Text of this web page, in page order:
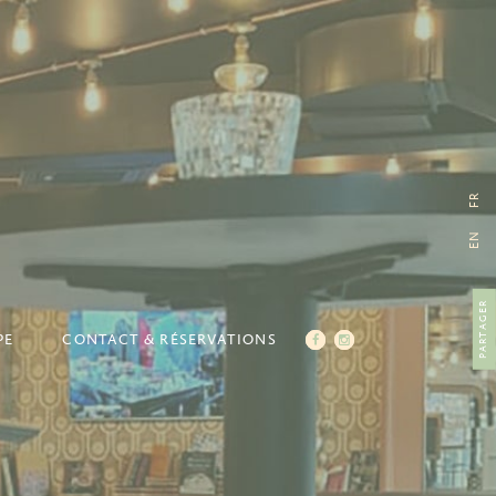
CONTACT & RÉSERVATIONS
EN
FR
PARTAGER